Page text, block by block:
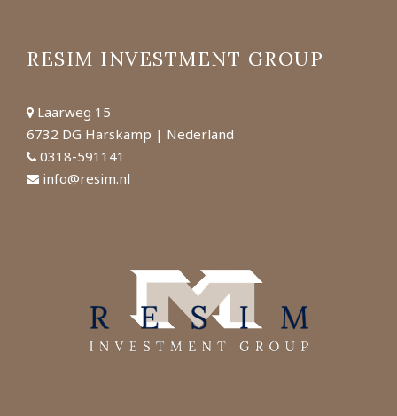
RESIM INVESTMENT GROUP
Laarweg 15
6732 DG Harskamp | Nederland
0318-591141
info@resim.nl